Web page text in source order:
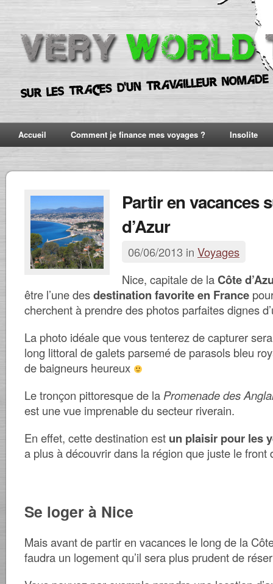
Accueil Comment je finance mes voyages ? Insolite
Partir en vacances
d’Azur
06/06/2013 in Voyages
Nice, capitale de laCôte
être l’une desdestination favorite en France
cherchent à prendre des photos parfaites dignes
La photo idéale que vous tenterez de capturer
long littoral de galets parsemé de parasols bleu
de baigneurs heureux
Le tronçon pittoresque de la Promenade des
est une vue imprenable du secteur riverain.
En effet, cette destination est un plaisir pour les
a plus à découvrir dans la région que juste le front
Se loger à Nice
Mais avant de partir en vacances le long de la
faudra un logement qu’il sera plus prudent de